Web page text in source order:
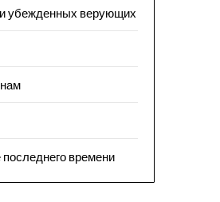
убежденных верующих
времени